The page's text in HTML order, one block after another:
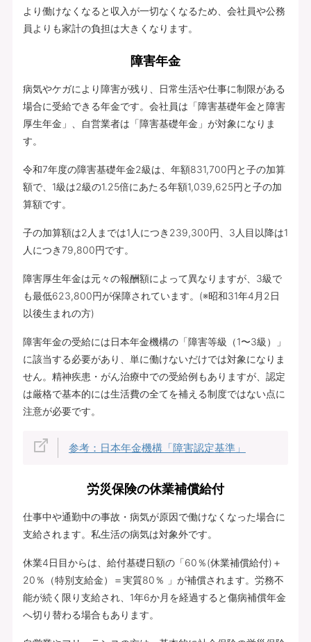
より働けなくなると収入が一切なくなるため、会社員や公務
員よりも家計の負担は大きくなります。
障害年金
病気やケガにより障害が残り、日常生活や仕事に制限がある
場合に受給できる年金です。会社員は「障害基礎年金と障害
厚生年金」、自営業者は「障害基礎年金」が対象になりま
す。
令和7年度の障害基礎年金2級は、年額831,700円と子の加算
額で、1級は2級の1.25倍にあたる年額1,039,625円と子の加
算額です。
子の加算額は2人までは1人につき239,300円、3人目以降は1
人につき79,800円です。
障害厚生年金は元々の報酬額によって異なりますが、3級で
も最低623,800円が保障されています。(※昭和31年4月2日
以後生まれの方)
障害年金の受給には日本年金機構の「障害等級（1〜3級）」
に該当する必要があり、単に働けないだけでは対象になりま
せん。精神疾患・がん治療中での受給例もありますが、認定
は厳格で基本的には生活費の全てを補える制度ではない点に
注意が必要です。
参考：日本年金機構「障害認定基準」
労災保険の休業補償給付
仕事中や通勤中の事故・病気が原因で働けなくなった場合に
支給されます。私生活の病気は対象外です。
休業4日目からは、給付基礎日額の「60％(休業補償給付)＋
20％（特別支給金）＝実質80％ 」が補償されます。労務不
能が続く限り支給され、1年6か月を経過すると傷病補償年金
へ切り替わる場合もあります。